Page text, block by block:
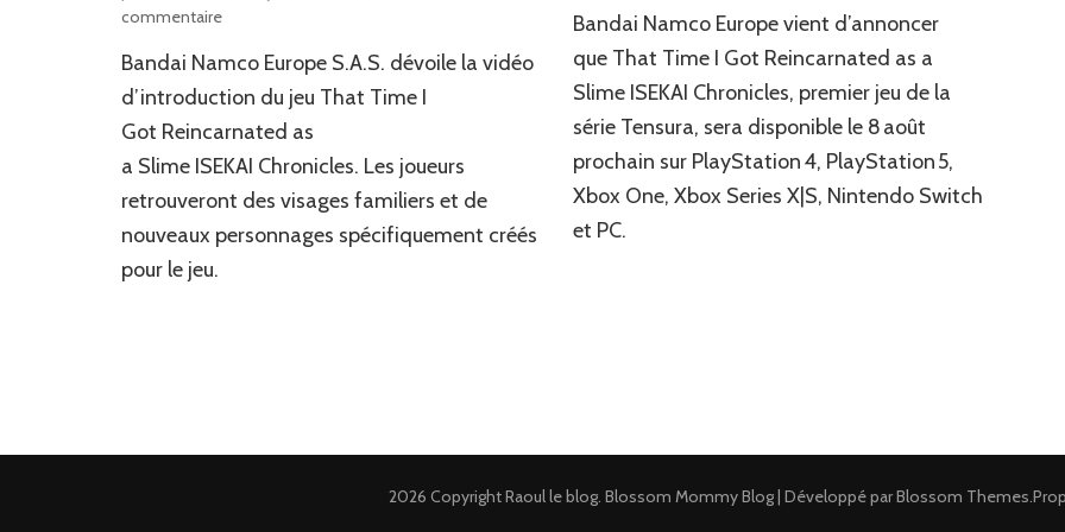
commentairesur
JV
:
infos
complémentaires
concernant
Time
Bandai Namco Europe S.A.S. dévoile la vidéo
d’introduction du jeu That Time I
Got Reincarnated as
a Slime ISEKAI Chronicles. Les joueurs
retrouveront des visages familiers et de
nouveaux personnages spécifiquement créés
pour le jeu.
JV
:
Namco
dévoile
That
I
Bandai Namco Europe vient d’annoncer
que That Time I Got Reincarnated as a
Slime ISEKAI Chronicles, premier jeu de la
série Tensura, sera disponible le 8 août
prochain sur PlayStation 4, PlayStation 5,
Xbox One, Xbox Series X|S, Nintendo Switch
et PC.
2026 CopyrightRaoul le blog. Blossom Mommy Blog | Développé parBlossom Themes